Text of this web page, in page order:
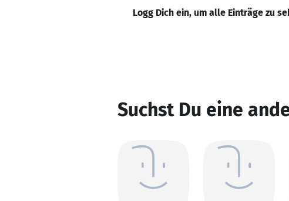
Logg Dich ein, um alle Einträge zu
Suchst Du eine